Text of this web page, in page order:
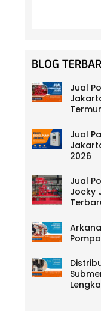
BLOG
Jual
Jual
2026
Jual
Jocky